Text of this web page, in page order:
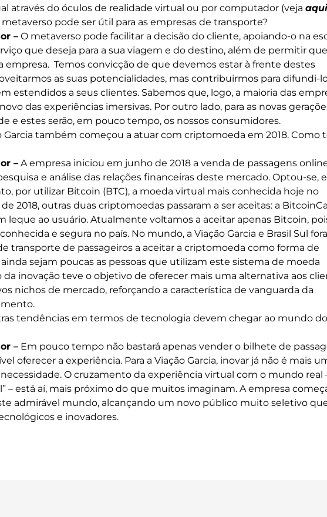
através do óculos de realidade virtual ou por computador (veja aqui
pode ser útil para as empresas de transporte?
– O metaverso pode facilitar a decisão do cliente, apoiando-o na
que deseja para a sua viagem e do destino, além de permitir
empresa. Temos convicção de que devemos estar à frente destes
as suas potencialidades, mas contribuirmos para difundi-
estendidos a seus clientes. Sabemos que, logo, a maioria das
das experiências imersivas. Por outro lado, para as novas
e estes serão, em pouco tempo, os nossos consumidores.
Garcia também começou a atuar com criptomoeda em 2018. Como
– A empresa iniciou em junho de 2018 a venda de passagens
e análise das relações financeiras deste mercado. Optou-se,
por utilizar Bitcoin (BTC), a moeda virtual mais conhecida hoje no
2018, outras duas criptomoedas passaram a ser aceitas: a
leque ao usuário. Atualmente voltamos a aceitar apenas Bitcoin,
e segura no país. No mundo, a Viação Garcia e Brasil Sul
transporte de passageiros a aceitar a criptomoeda como forma de
sejam poucas as pessoas que utilizam este sistema de moeda
da inovação teve o objetivo de oferecer mais uma alternativa aos
nichos de mercado, reforçando a característica de vanguarda da
tendências em termos de tecnologia devem chegar ao mundo
– Em pouco tempo não bastará apenas vender o bilhete de
oferecer a experiência. Para a Viação Garcia, inovar já não é mais
O cruzamento da experiência virtual com o mundo real
– está aí, mais próximo do que muitos imaginam. A empresa
admirável mundo, alcançando um novo público muito seletivo
e inovadores.